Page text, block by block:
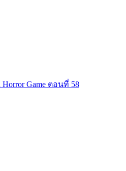
Horror Game ตอนที่ 58